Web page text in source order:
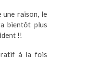
raison, le
bientôt plus
!!
à la fois